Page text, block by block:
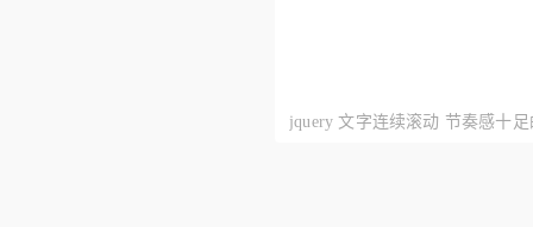
jquery 文字连续滚动 节奏感十